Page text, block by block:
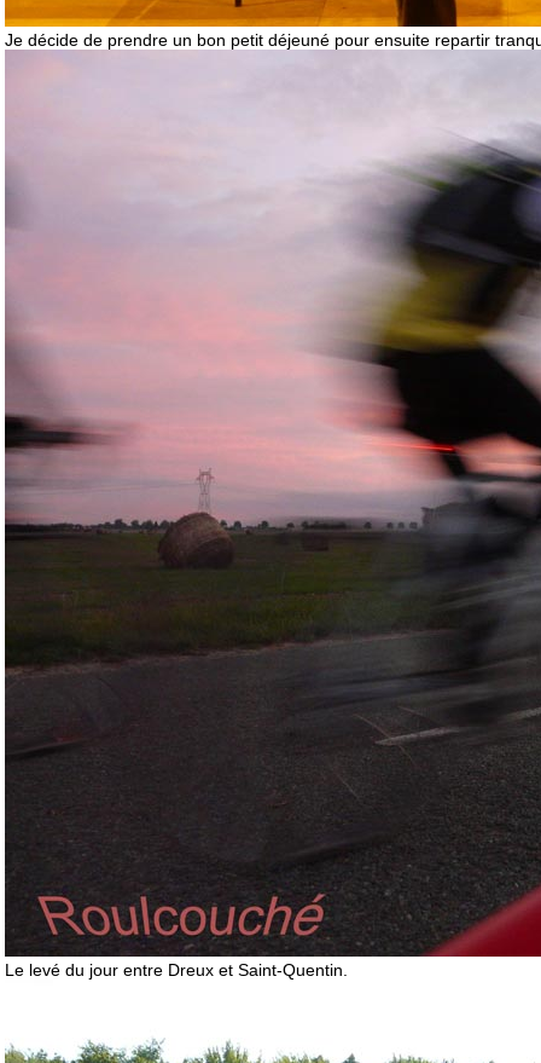
Je décide de prendre un bon petit déjeuné pour ensuite repartir
Le levé du jour entre Dreux et Saint-Quentin.